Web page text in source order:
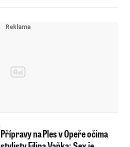
Přípravy na Ples v Opeře očima